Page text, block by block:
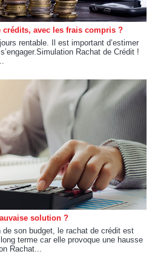
avec les frais compris ?
rentable. Il est important d’estimer
Rachat de Crédit !
solution ?
de son budget, le rachat de crédit est
terme car elle provoque une hausse
Rachat...